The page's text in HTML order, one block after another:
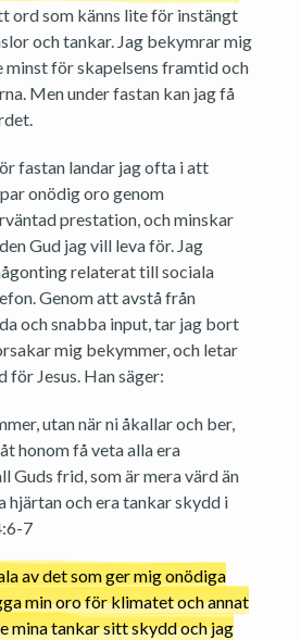
ord som känns lite för instängt
och tankar. Jag bekymrar mig
minst för skapelsens framtid och
Men under fastan kan jag få
fastan landar jag ofta i att
onödig oro genom
prestation, och minskar
Gud jag vill leva för. Jag
relaterat till sociala
Genom att avstå från
och snabba input, tar jag bort
mig bekymmer, och letar
för Jesus. Han säger:
utan när ni åkallar och ber,
honom få veta alla era
Guds frid, som är mera värd än
hjärtan och era tankar skydd i
7
av det som ger mig onödiga
min oro för klimatet och annat
mina tankar sitt skydd och jag